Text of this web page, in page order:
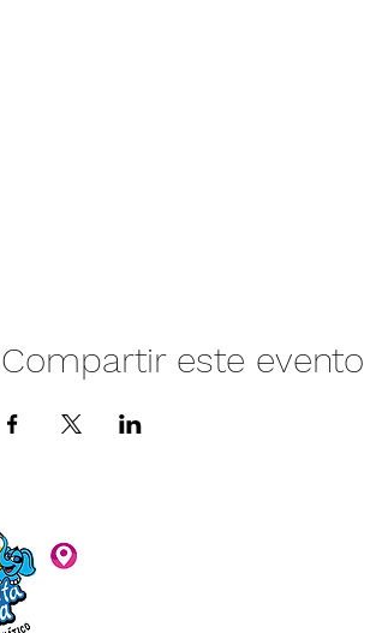
Compartir este evento